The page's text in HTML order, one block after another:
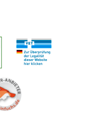
auftragen und